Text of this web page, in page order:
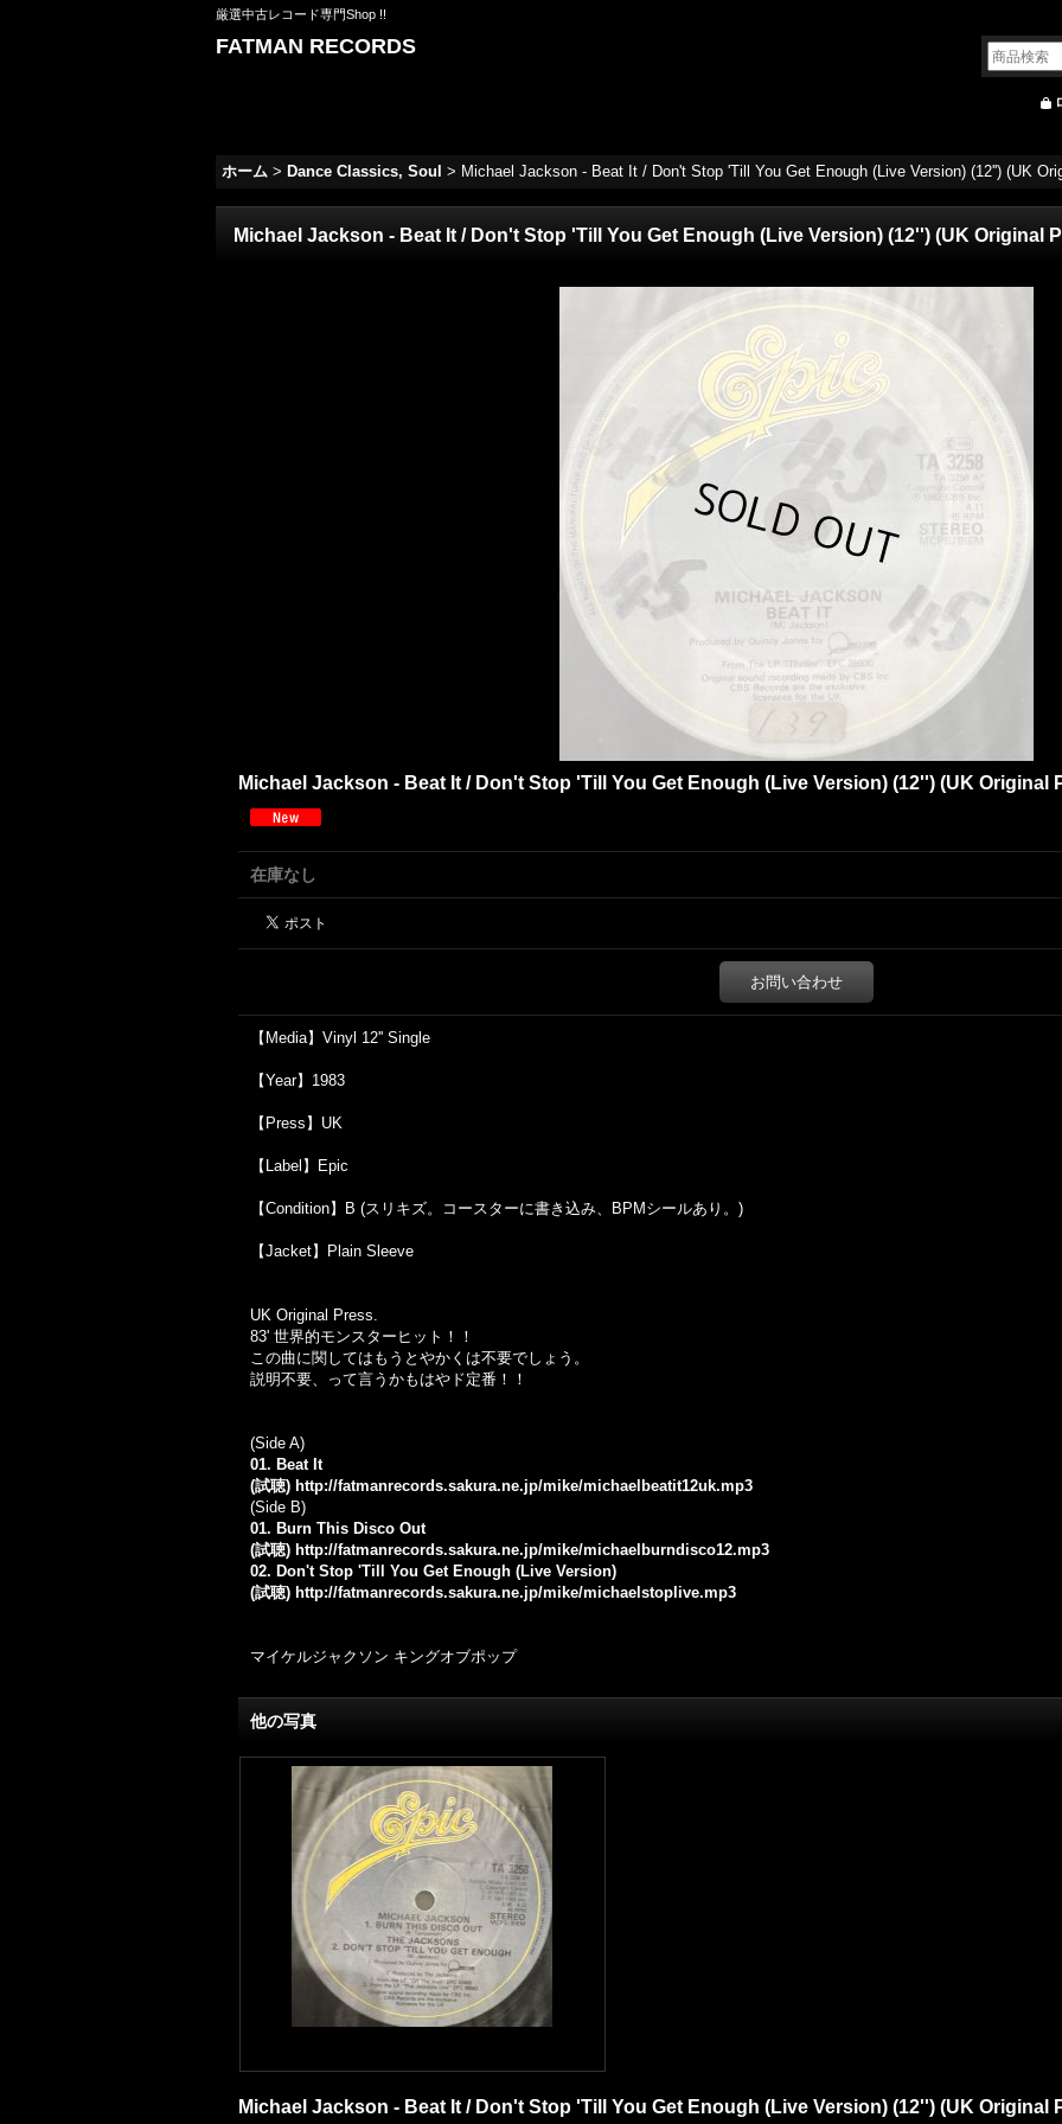
厳選中古レコード専門Shop !!
FATMAN RECORDS
ホーム > Dance Classics, Soul > Michael Jackson - Beat It / Don't Stop 'Till You Get Enough (Live Version) (12'') (UK
Michael Jackson - Beat It / Don't Stop 'Till You Get Enough (Live Version) (12'') (UK Original
Michael Jackson - Beat It / Don't Stop 'Till You Get Enough (Live Version) (12'') (UK Original
在庫なし
お問い合わせ
【Media】Vinyl 12'' Single
【Year】1983
【Press】UK
【Label】Epic
【Condition】B (スリキズ。コースターに書き込み、BPMシールあり。)
【Jacket】Plain Sleeve
UK Original Press.
83' 世界的モンスターヒット！！
この曲に関してはもうとやかくは不要でしょう。
説明不要、って言うかもはやド定番！！
(Side A)
01. Beat It
(試聴) http://fatmanrecords.sakura.ne.jp/mike/michaelbeatit12uk.mp3
(Side B)
01. Burn This Disco Out
(試聴) http://fatmanrecords.sakura.ne.jp/mike/michaelburndisco12.mp3
02. Don't Stop 'Till You Get Enough (Live Version)
(試聴) http://fatmanrecords.sakura.ne.jp/mike/michaelstoplive.mp3
マイケルジャクソン キングオブポップ
他の写真
Michael Jackson - Beat It / Don't Stop 'Till You Get Enough (Live Version) (12'') (UK Original